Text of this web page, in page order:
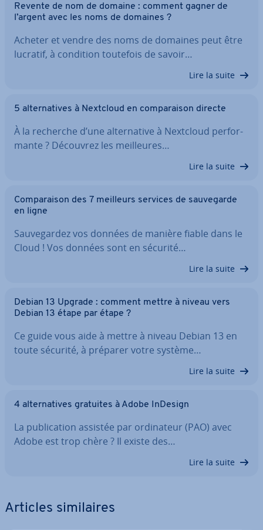
Revente de nom de domaine : comment gagner de
l’argent avec les noms de domaines ?
Acheter et vendre des noms de domaines peut être
lucratif, à condition toutefois de savoir…
Lire la suite
5 al­ter­na­tives à Nextcloud en com­pa­rai­son directe
À la recherche d’une al­ter­na­tive à Nextcloud per­for­
mante ? Découvrez les meil­leures…
Lire la suite
Com­pa­rai­son des 7 meilleurs services de sau­ve­garde
en ligne
Sau­ve­gar­dez vos données de manière fiable dans le
Cloud ! Vos données sont en sécurité…
Lire la suite
Debian 13 Upgrade : comment mettre à niveau vers
Debian 13 étape par étape ?
Ce guide vous aide à mettre à niveau Debian 13 en
toute sécurité, à préparer votre système…
Lire la suite
4 al­ter­na­tives gratuites à Adobe InDesign
La pu­bli­ca­tion assistée par or­di­na­teur (PAO) avec
Adobe est trop chère ? Il existe des…
Lire la suite
Articles si­mi­laires